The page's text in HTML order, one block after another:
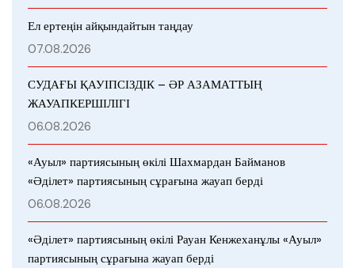
Ел ертеңін айқындайтын таңдау
07.08.2026
СУДАҒЫ ҚАУІПСІЗДІК – ӘР АЗАМАТТЫҢ
ЖАУАПКЕРШІЛІГІ
06.08.2026
«Ауыл» партиясының өкілі Шахмардан Байманов
«Әділет» партиясының сұрағына жауап берді
06.08.2026
«Әділет» партиясының өкілі Рауан Кенжеханұлы «Ауыл»
партиясының сұрағына жауап берді